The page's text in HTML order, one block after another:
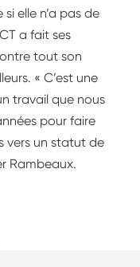
elle n’a pas de
a fait ses
tout son
« C’est une
travail que nous
pour faire
vers un statut de
Rambeaux.